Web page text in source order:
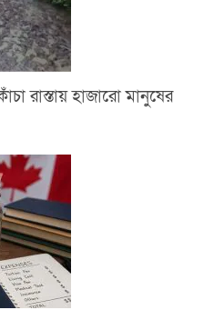
রাস্তায় হাজারো মানুষের